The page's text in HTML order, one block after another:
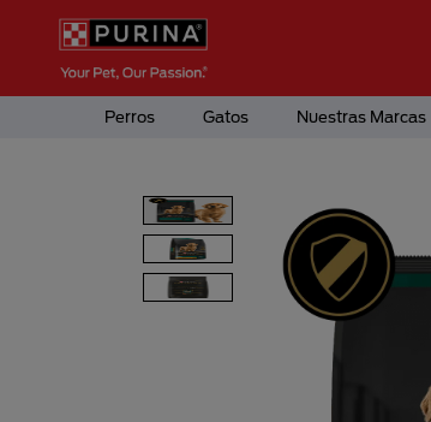
Pasar al contenido principal
Menú Secundario Purina
Menú Principal Purina
Perros Gatos Nuestras Marcas